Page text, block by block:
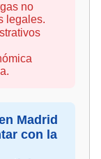
no
legales.
Madrid
con la